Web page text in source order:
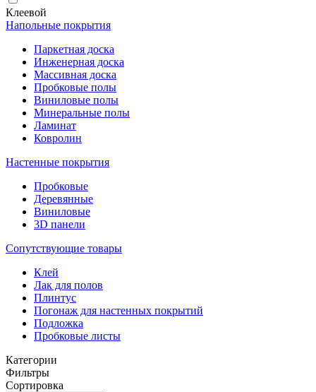
Клеевой
Напольные покрытия
Паркетная доска
Инженерная доска
Массивная доска
Пробковые полы
Виниловые полы
Минеральные полы
Ламинат
Ковролин
Настенные покрытия
Пробковые
Деревянные
Виниловые
3D панели
Сопутствующие товары
Клей
Лак для полов
Плинтус
Погонаж для настенных покрытий
Подложка
Пробковые листы
Категории
Фильтры
Сортировка